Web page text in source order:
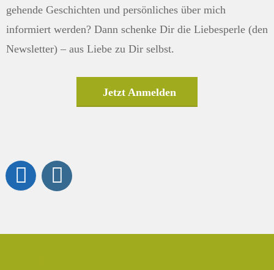
gehende Geschichten und persönliches über mich
informiert werden? Dann schenke Dir die Liebesperle (den
Newsletter) – aus Liebe zu Dir selbst.
Jetzt Anmelden